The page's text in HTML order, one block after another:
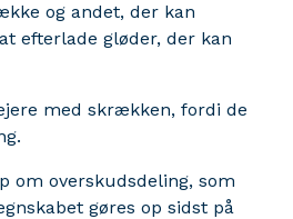
og andet, der kan
efterlade gløder, der kan
med skrækken, fordi de
om overskudsdeling, som
gøres op sidst på